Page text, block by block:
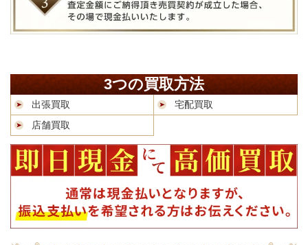
3つの買取方法
出張買取
宅配買取
店舗買取